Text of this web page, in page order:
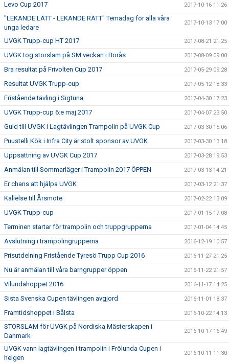
Levo Cup 2017 2017-10-16 11:26
"LEKANDE LÄTT - LEKANDE RÄTT" Temadag för alla våra
unga ledare
2017-10-13 17:00
UVGK Trupp-cup HT 2017 2017-08-21 21:25
UVGK tog storslam på SM veckan i Borås 2017-08-09 09:00
Bra resultat på Frivolten Cup 2017 2017-05-29 09:28
Resultat UVGK Trupp-cup 2017-05-12 18:33
Fristående tävling i Sigtuna 2017-04-30 17:23
UVGK Trupp-cup 6:e maj 2017 2017-04-07 23:50
Guld till UVGK i Lagtävlingen Trampolin på UVGK Cup 2017-03-30 15:06
Puustelli Kök i Infra City är stolt sponsor av UVGK 2017-03-30 13:18
Uppsättning av UVGK Cup 2017 2017-03-28 19:53
Anmälan till Sommarläger i Trampolin 2017 ÖPPEN 2017-03-13 14:21
Er chans att hjälpa UVGK 2017-03-12 21:37
Kallelse till Årsmöte 2017-02-22 13:09
UVGK Trupp-cup 2017-01-15 17:08
Terminen startar för trampolin och truppgrupperna 2017-01-04 14:45
Avslutning i trampolingrupperna 2016-12-19 10:57
Prisutdelning Fristående Tyresö Trupp Cup 2016 2016-11-27 21:25
Nu är anmälan till våra barngrupper öppen 2016-11-22 21:57
Vilundahoppet 2016 2016-11-17 14:25
Sista Svenska Cupen tävlingen avgjord 2016-11-01 18:37
Framtidshoppet i Bålsta 2016-10-22 14:13
STORSLAM för UVGK på Nordiska Mästerskapen i
Danmark
2016-10-17 16:49
UVGK vann lagtävlingen i trampolin i Frölunda Cupen i
helgen
2016-10-11 11:30